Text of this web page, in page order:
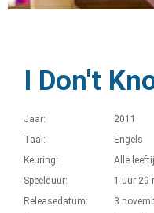
I Don't
Jaar:
2011
Taal:
Engels
Keuring:
Alle
Speelduur:
1 uur 29
Releasedatum:
3